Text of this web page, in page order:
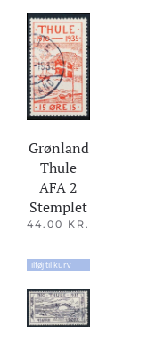
Grønland
Thule
AFA 2
Stemplet
44.00 KR.
Tilføj til kurv